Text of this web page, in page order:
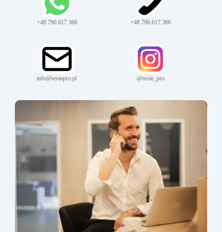
+48 796 617 366 +48 796 617 366
info@resinpro.pl @resin_pro